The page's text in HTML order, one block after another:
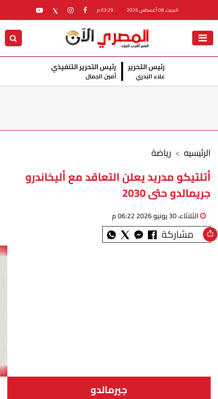
السبت، 08 أغسطس 2026
رئيس التحرير
علاء البدري
رئيس التحرير التنفيذي
أمين الجمال
رياضة الرئيسيه
أتلتيكو مدريد يعلن التعاقد مع أليخاندرو
جريمالدو حتى 2030
الثلاثاء، 30 يونيو 2026 06:22 م
مشاركة
جيرمالدو